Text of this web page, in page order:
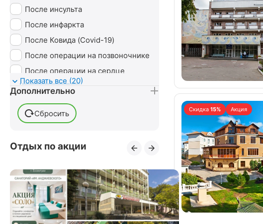
Скидка 15% Акция
Радоновые ванны
Сероводородные ванны
Сухие ванны (углекислые)
Тамбуканская грязь
Ударно-волновая терапия (УВТ)
Без лечения
После инсульта
После инфаркта
После Ковида (Covid-19)
После операции на позвоночнике
После операции на сердце
После перелома бедра
После перелома лодыжки
После перелома ноги
После переломов
После стентирования сосудов
После удаления грыжи
позвоночника
После удаления желчного пузыря
Показать все (20)
Дополнительно
Сбросить
Отдых по акции